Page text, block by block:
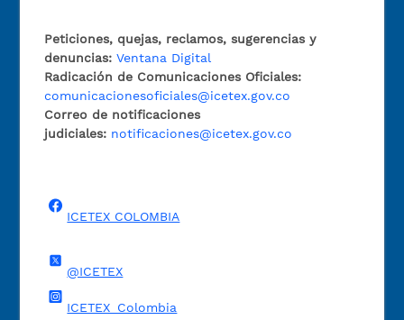
Peticiones, quejas, reclamos, sugerencias y
denuncias: Ventana Digital
Radicación de Comunicaciones Oficiales:
comunicacionesoficiales@icetex.gov.co
Correo de notificaciones
judiciales: notificaciones@icetex.gov.co
ICETEX COLOMBIA
@ICETEX
ICETEX_Colombia